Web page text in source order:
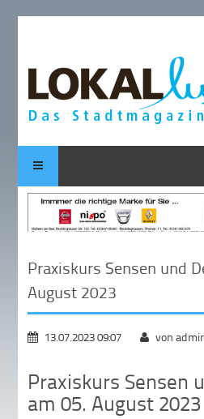
Praxiskurs Sensen und
August 2023
13.07.2023 09:07 von
Praxiskurs Sensen
am 05. August 2023